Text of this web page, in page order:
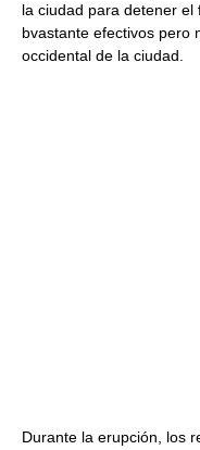
la ciudad para detener el
bvastante efectivos pero
occidental de la ciudad.
Durante la erupción, los